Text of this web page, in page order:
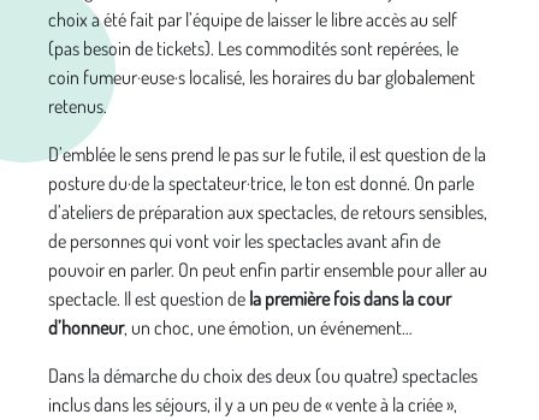
choix a été fait par l’équipe de laisser le libre accès au self
(pas besoin de tickets). Les commodités sont repérées, le
coin fumeur·euse·s localisé, les horaires du bar globalement
retenus.
D’emblée le sens prend le pas sur le futile, il est question de la
posture du·de la spectateur·trice, le ton est donné. On parle
d’ateliers de préparation aux spectacles, de retours sensibles,
de personnes qui vont voir les spectacles avant afin de
pouvoir en parler. On peut enfin partir ensemble pour aller au
spectacle. Il est question de la première fois dans la cour
d’honneur, un choc, une émotion, un événement…
Dans la démarche du choix des deux (ou quatre) spectacles
inclus dans les séjours, il y a un peu de « vente à la criée »,